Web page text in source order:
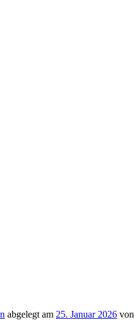
abgelegt am 25. Januar 2026 von